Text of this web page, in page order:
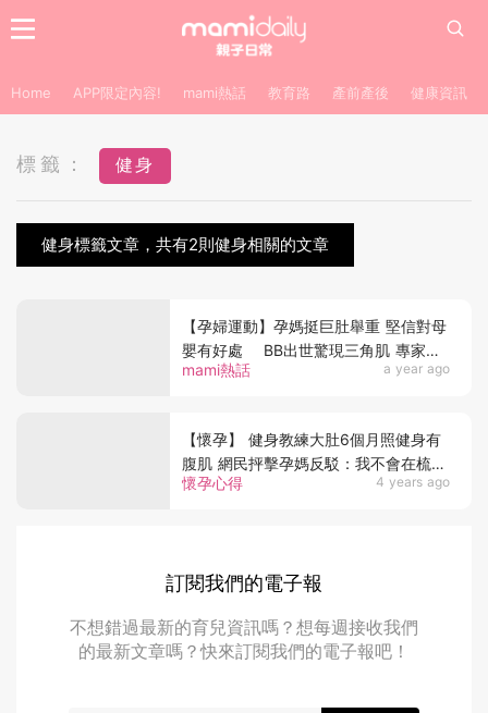
Home APP限定內容! mami熱話 教育路 產前產後 健康資訊
標籤： 健身
健身標籤文章，共有2則健身相關的文章
mami熱話 a year ago
【孕婦運動】孕媽挺巨肚舉重 堅信對母
嬰有好處 BB出世驚現三角肌 專家這
麼說！
懷孕心得 4 years ago
【懷孕】 健身教練大肚6個月照健身有
腹肌 網民抨擊孕媽反駁：我不會在梳化
攤9個月
訂閱我們的電子報
不想錯過最新的育兒資訊嗎？想每週接收我們
的最新文章嗎？快來訂閱我們的電子報吧！